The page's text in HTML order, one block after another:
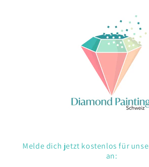
Melde dich jetzt kostenlos für
an: